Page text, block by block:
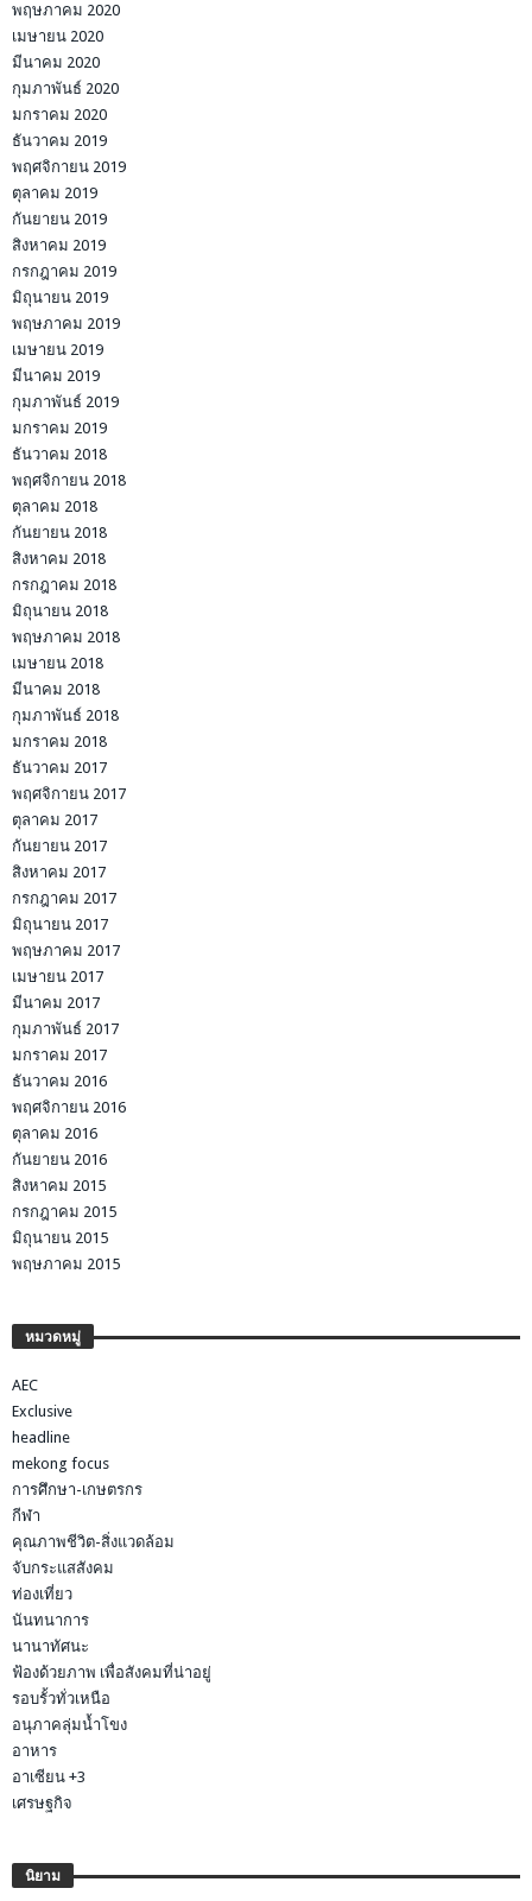
พฤษภาคม 2020
เมษายน 2020
มีนาคม 2020
กุมภาพันธ์ 2020
มกราคม 2020
ธันวาคม 2019
พฤศจิกายน 2019
ตุลาคม 2019
กันยายน 2019
สิงหาคม 2019
กรกฎาคม 2019
มิถุนายน 2019
พฤษภาคม 2019
เมษายน 2019
มีนาคม 2019
กุมภาพันธ์ 2019
มกราคม 2019
ธันวาคม 2018
พฤศจิกายน 2018
ตุลาคม 2018
กันยายน 2018
สิงหาคม 2018
กรกฎาคม 2018
มิถุนายน 2018
พฤษภาคม 2018
เมษายน 2018
มีนาคม 2018
กุมภาพันธ์ 2018
มกราคม 2018
ธันวาคม 2017
พฤศจิกายน 2017
ตุลาคม 2017
กันยายน 2017
สิงหาคม 2017
กรกฎาคม 2017
มิถุนายน 2017
พฤษภาคม 2017
เมษายน 2017
มีนาคม 2017
กุมภาพันธ์ 2017
มกราคม 2017
ธันวาคม 2016
พฤศจิกายน 2016
ตุลาคม 2016
กันยายน 2016
สิงหาคม 2015
กรกฎาคม 2015
มิถุนายน 2015
พฤษภาคม 2015
หมวดหมู่
AEC
Exclusive
headline
mekong focus
การศึกษา-เกษตรกร
กีฬา
คุณภาพชีวิต-สิ่งแวดล้อม
จับกระแสสังคม
ท่องเที่ยว
นันทนาการ
นานาทัศนะ
ฟ้องด้วยภาพ เพื่อสังคมที่น่าอยู่
รอบรั้วทั่วเหนือ
อนุภาคลุ่มน้ำโขง
อาหาร
อาเซียน +3
เศรษฐกิจ
นิยาม